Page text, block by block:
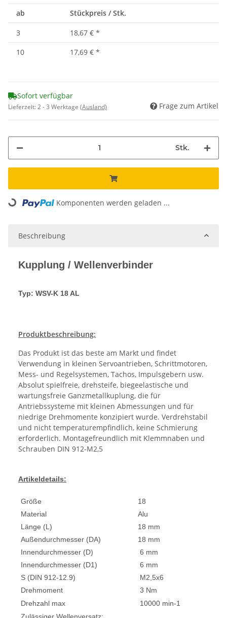
ab Stückpreis / Stk.
3 18,67 € *
10
17,69 € *
Sofort verfügbar
Lieferzeit:2 - 3 Werktage (Ausland) Frage zum Artikel
Stk.
Loading... Komponenten werden geladen ...
Beschreibung
Kupplung / Wellenverbinder
Typ: WSV-K 18 AL
Produktbeschreibung:
Das Produkt ist das beste am Markt und findet
Verwendung in kleinen Servoantrieben, Schrittmotoren,
Mess- und Regelsystemen, Tachos, Impulsgebern usw.
Absolut spielfreie, drehsteife, biegeelastische und
wartungsfreie Ganzmetallkuplung, die für
Antriebssysteme mit kleinen Abmessungen und für
niedrige Drehmomente konzipiert wurde. Verdrehstabil
und nicht temperaturempfindlich, keine Schmierung
erforderlich. Montagefreundlich mit Klemmnaben und
Schrauben DIN 912-M2,5
Artikeldetails:
Größe
18
Material
Alu
Länge (L)
18 mm
Außendurchmesser (DA)
18 mm
Innendurchmesser (D)
6 mm
Innendurchmesser (D1)
6 mm
S (DIN 912-12.9)
M2,5x6
Drehmoment
3 Nm
Drehzahl max
10000 min-1
Zulässiger Wellenversatz: